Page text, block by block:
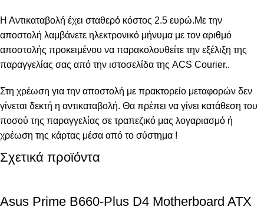
Η Αντικαταβολή έχει σταθερό κόστος 2.5 ευρώ.Με την
αποστολή λαμβάνετε ηλεκτρονικό μήνυμα με τον αριθμό
αποστολής προκειμένου να παρακολουθείτε την εξέλιξη της
παραγγελίας σας από την ιστοσελίδα της ACS Courier..
Στη χρέωση για την αποστολή με πρακτορείο μεταφορών δεν
γίνεται δεκτή η αντικαταβολή. Θα πρέπει να γίνει κατάθεση του
ποσού της παραγγελίας σε τραπεζικό μας λογαριασμό ή
χρέωση της κάρτας μέσα από το σύστημα !
Σχετικά προϊόντα
Asus Prime B660-Plus D4 Motherboard ATX